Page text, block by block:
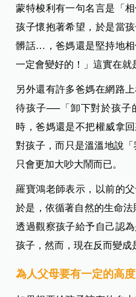
蒙特梭利有一句名言是「
孩子懷抱著希望，於是當
髒話…，爸媽還是堅持地
一定會變好的！」這實在就
另外還有許多爸媽在網路
待孩子──「卸下對於孩子
時，爸媽還是不把權威拿
對孩子，而只是溫溫地說
只會更加大吵大鬧而已。
羅寶鴻老師表示，以前的
於是，依循著自然的生命
透過觀察孩子給予自己認
孩子，然而，現在反而變成
為人父母要有一定的高度